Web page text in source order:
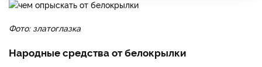
Фото: златоглазка
Народные средства от белокрылки